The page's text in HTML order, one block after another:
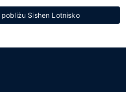
Sishen Lotnisko